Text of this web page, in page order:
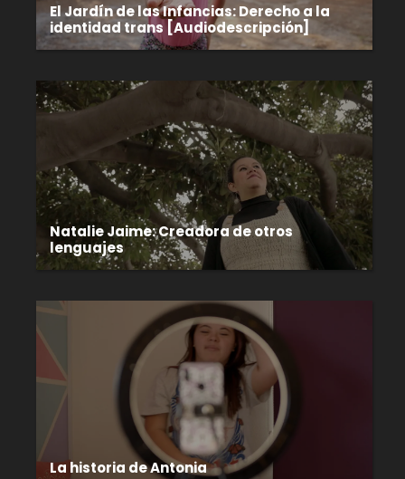
El Jardín de las Infancias: Derecho a la
identidad trans [Audiodescripción]
Natalie Jaime: Creadora de otros
lenguajes
La historia de Antonia